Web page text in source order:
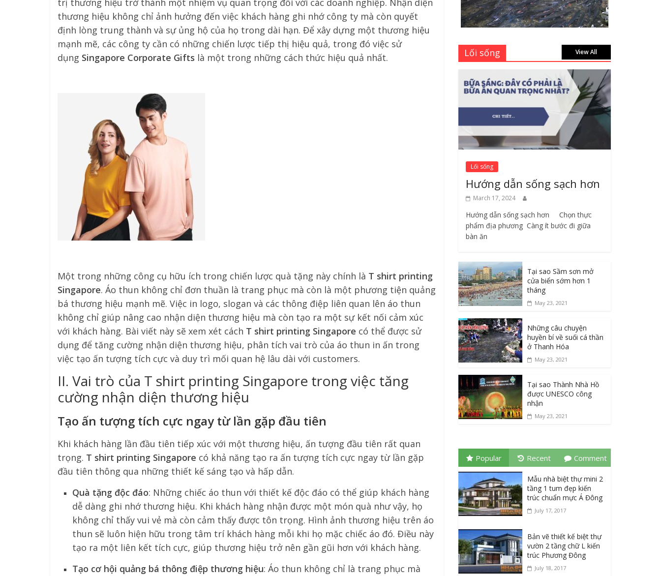
trị thương hiệu trở thành một nhiệm vụ quan trọng đối với các doanh nghiệp. Nhận diện
thương hiệu không chỉ ảnh hưởng đến việc khách hàng ghi nhớ công ty mà còn quyết
định lòng trung thành và sự ủng hộ của họ trong dài hạn. Để xây dựng một thương hiệu
mạnh mẽ, các công ty cần có những chiến lược tiếp thị hiệu quả, trong đó việc sử
dụng Singapore Corporate Gifts là một trong những cách thức hiệu quả nhất.
Một trong những công cụ hữu ích trong chiến lược quà tặng này chính là T shirt printing
Singapore. Áo thun không chỉ đơn thuần là trang phục mà còn là một phương tiện quảng
bá thương hiệu mạnh mẽ. Việc in logo, slogan và các thông điệp liên quan lên áo thun
không chỉ giúp nâng cao nhận diện thương hiệu mà còn tạo ra một sự kết nối cảm xúc
với khách hàng. Bài viết này sẽ xem xét cách T shirt printing Singapore có thể được sử
dụng để tăng cường nhận diện thương hiệu, phân tích vai trò của áo thun in ấn trong
việc tạo ấn tượng tích cực và duy trì mối quan hệ lâu dài với customers.
II. Vai trò của T shirt printing Singapore trong việc tăng
cường nhận diện thương hiệu
Tạo ấn tượng tích cực ngay từ lần gặp đầu tiên
Khi khách hàng lần đầu tiên tiếp xúc với một thương hiệu, ấn tượng đầu tiên rất quan
trọng. T shirt printing Singapore có khả năng tạo ra ấn tượng tích cực ngay từ lần gặp
đầu tiên thông qua những thiết kế sáng tạo và hấp dẫn.
Quà tặng độc đáo: Những chiếc áo thun với thiết kế độc đáo có thể giúp khách hàng
dễ dàng ghi nhớ thương hiệu. Khi khách hàng nhận được một món quà như vậy, họ
không chỉ thấy vui vẻ mà còn cảm thấy được tôn trọng. Hình ảnh thương hiệu trên áo
thun sẽ luôn hiện hữu trong tâm trí khách hàng mỗi khi họ mặc chiếc áo đó. Điều này
tạo ra một liên kết tích cực, giúp thương hiệu trở nên gần gũi hơn với khách hàng.
Tạo cơ hội quảng bá thông điệp thương hiệu: Áo thun không chỉ là trang phục mà
hiện nay?
July 9, 2026
nhôm kính cửa lùa Siêu
Rẻ mới nhất 2026 –
Chất lượng cực đỉnh
August 7, 2026
Lối sống View All
Lối sống
Hướng dẫn sống sạch hơn
March 17, 2024
Hướng dẫn sống sạch hơn Chọn thực
phẩm địa phương ​ Càng ít bước đi giữa
bàn ăn
Tại sao Sầm sơn mở
cửa biển sớm hơn 1
tháng
May 23, 2021
Những câu chuyện
huyền bí về suối cá thần
ở Thanh Hóa
May 23, 2021
Tại sao Thành Nhà Hồ
được UNESCO công
nhận
May 23, 2021
Popular Recent Comment
Mẫu nhà biệt thự mini 2
tầng 1 tum đẹp kiến
trúc chuẩn mực Á Đông
July 17, 2017
Bản vẽ thiết kế biệt thự
vườn 2 tầng chữ L kiến
trúc Phương Đông
July 18, 2017